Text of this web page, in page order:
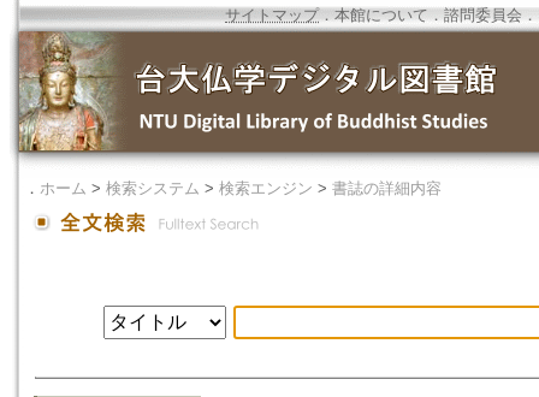
サイトマップ．本館について ． 諮問委員会 ．
． ホーム > 検索システム > 検索エンジン > 書誌の詳細内容